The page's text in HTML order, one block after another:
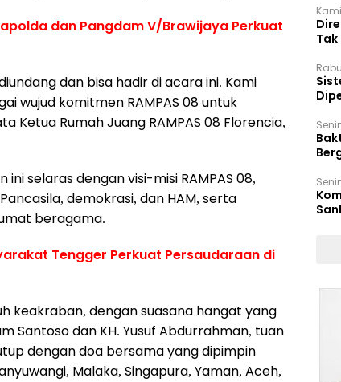
dan Pangdam V/Brawijaya Perkuat
dan bisa hadir di acara ini. Kami
wujud komitmen RAMPAS 08 untuk
Ketua Rumah Juang RAMPAS 08 Florencia,
selaras dengan visi-misi RAMPAS 08,
demokrasi, dan HAM, serta
beragama.
Tengger Perkuat Persaudaraan di
keakraban, dengan suasana hangat yang
Santoso dan KH. Yusuf Abdurrahman, tuan
dengan doa bersama yang dipimpin
Malaka, Singapura, Yaman, Aceh,